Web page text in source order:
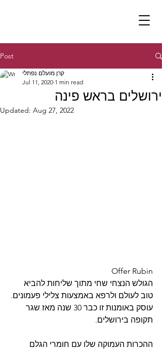
Post
ירושלים בראש פינה
קרן מועלם נפתלי
Jul 11, 2020 1 min read
Updated: Aug 27, 2022
Offer Rubin
הגולש הנצחי שחי מתוך שליחות להביא
טוב לעולם ולרפא באמצעות צלילי פעמונים.
עוסק באומנות זו כבר 30 שנה מאז שגר
תקופה בירושלים.
ההכרות העמוקה שלו עם חומרי הגלם